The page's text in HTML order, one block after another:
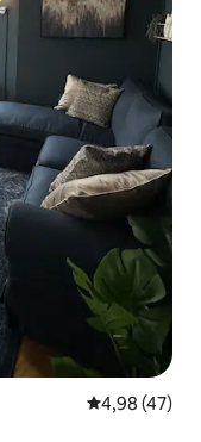
Keskmine
4,98 (47)